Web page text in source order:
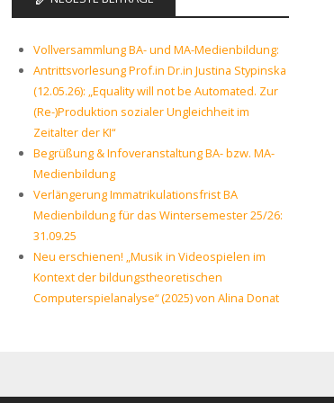
Vollversammlung BA- und MA-Medienbildung:
Antrittsvorlesung Prof.in Dr.in Justina Stypinska
(12.05.26): „Equality will not be Automated. Zur
(Re-)Produktion sozialer Ungleichheit im
Zeitalter der KI“
Begrüßung & Infoveranstaltung BA- bzw. MA-
Medienbildung
Verlängerung Immatrikulationsfrist BA
Medienbildung für das Wintersemester 25/26:
31.09.25
Neu erschienen! „Musik in Videospielen im
Kontext der bildungstheoretischen
Computerspielanalyse“ (2025) von Alina Donat